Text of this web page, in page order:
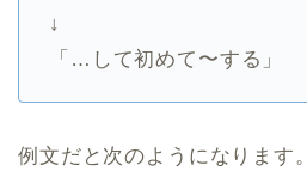
↓
「…して初めて〜する」
例文だと次のようになります。